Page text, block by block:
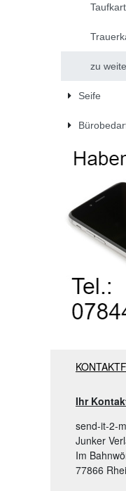
zu
Seife
Ihr
send-it-2-
Junker
Im
77866